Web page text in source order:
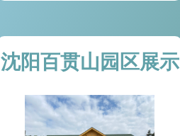
沈阳百贯山园区展示